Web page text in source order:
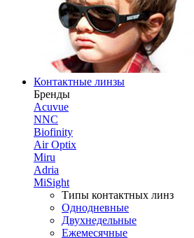
Контактные линзы
Бренды
Acuvue
NNC
Biofinity
Air Optix
Miru
Adria
MiSight
Типы контактных линз
Однодневные
Двухнедельные
Ежемесячные